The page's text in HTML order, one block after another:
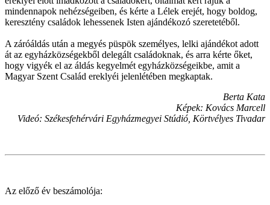
mindennapok nehézségeiben, és kérte a Lélek erejét, hogy boldog,
keresztény családok lehessenek Isten ajándékozó szeretetéből.
A záróáldás után a megyés püspök személyes, lelki ajándékot adott
át az egyházközségekből delegált családoknak, és arra kérte őket,
hogy vigyék el az áldás kegyelmét egyházközségeikbe, amit a
Magyar Szent Család ereklyéi jelenlétében megkaptak.
Berta Kata
Képek: Kovács Marcell
Videó: Székesfehérvári Egyházmegyei Stúdió, Körtvélyes Tivadar
Az előző év beszámolója: